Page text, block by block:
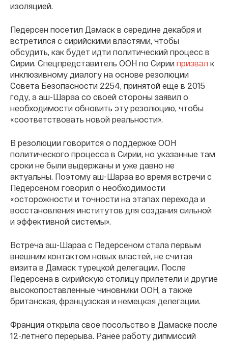
изоляцией.
Педерсен посетил Дамаск в середине декабря и
встретился с сирийскими властями, чтобы
обсудить, как будет идти политический процесс в
Сирии. Спецпредставитель ООН по Сирии призвал к
инклюзивному диалогу на основе резолюции
Совета Безопасности 2254, принятой еще в 2015
году, а аш-Шараа со своей стороны заявил о
необходимости обновить эту резолюцию, чтобы
«соответствовать новой реальности».
В резолюции говорится о поддержке ООН
политического процесса в Сирии, но указанные там
сроки не были выдержаны и уже давно не
актуальны. Поэтому аш-Шараа во время встречи с
Педерсеном говорил о необходимости
«осторожности и точности на этапах перехода и
восстановления институтов для создания сильной
и эффективной системы».
Встреча аш-Шараа с Педерсеном стала первым
внешним контактом новых властей, не считая
визита в Дамаск турецкой делегации. После
Педерсена в сирийскую столицу прилетели и другие
высокопоставленные чиновники ООН, а также
британская, французская и немецкая делегации.
Франция открыла свое посольство в Дамаске после
12-летнего перерыва. Ранее работу дипмиссий